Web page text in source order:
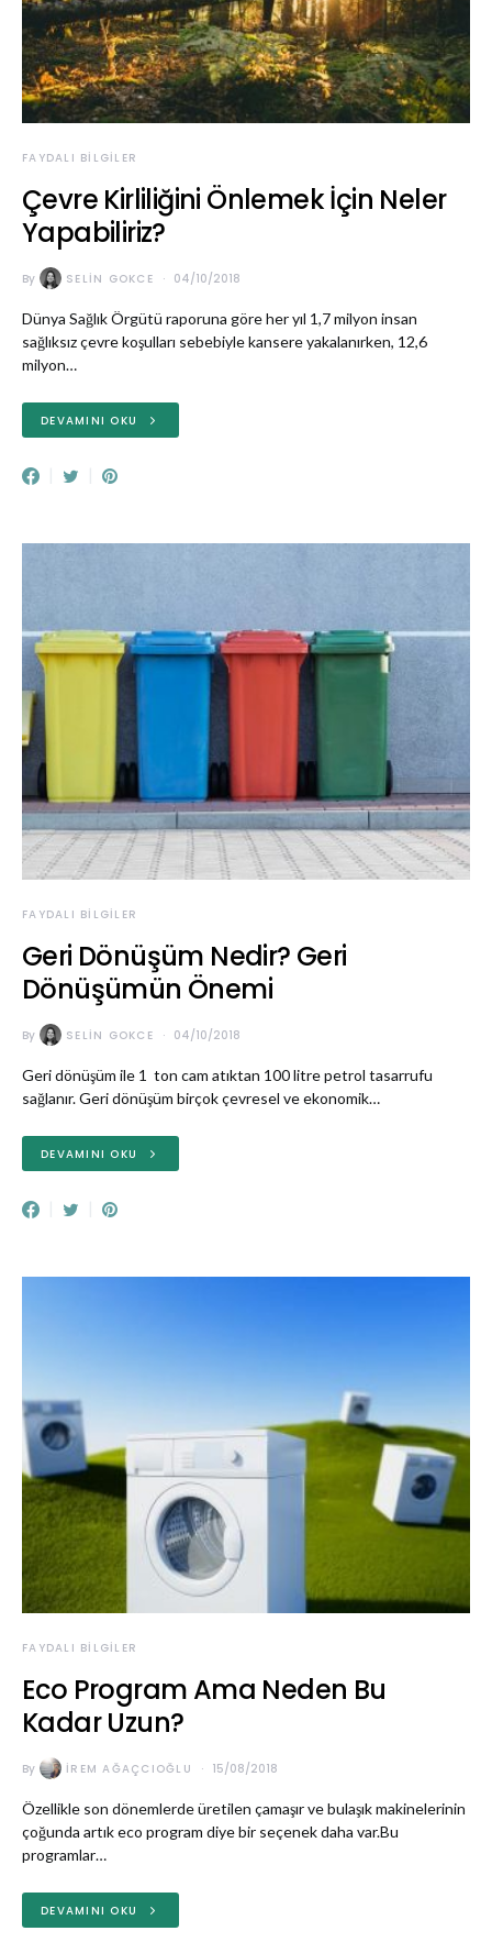
FAYDALI BILGILER
Çevre Kirliliğini Önlemek İçin Neler
Yapabiliriz?
By SELIN GOKCE 04/10/2018
Dünya Sağlık Örgütü raporuna göre her yıl 1,7 milyon insan
sağlıksız çevre koşulları sebebiyle kansere yakalanırken, 12,6
milyon…
DEVAMINI OKU
FAYDALI BILGILER
Geri Dönüşüm Nedir? Geri
Dönüşümün Önemi
By SELIN GOKCE 04/10/2018
Geri dönüşüm ile 1 ton cam atıktan 100 litre petrol tasarrufu
sağlanır. Geri dönüşüm birçok çevresel ve ekonomik…
DEVAMINI OKU
FAYDALI BILGILER
Eco Program Ama Neden Bu
Kadar Uzun?
By İREM AĞAÇCIOĞLU 15/08/2018
Özellikle son dönemlerde üretilen çamaşır ve bulaşık makinelerinin
çoğunda artık eco program diye bir seçenek daha var.Bu
programlar…
DEVAMINI OKU